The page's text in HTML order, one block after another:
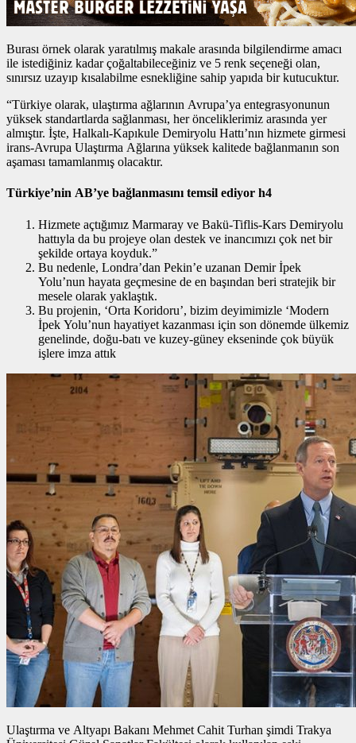
Burası örnek olarak yaratılmış makale arasında bilgilendirme amacı
ile istediğiniz kadar çoğaltabileceğiniz ve 5 renk seçeneği olan,
sınırsız uzayıp kısalabilme esnekliğine sahip yapıda bir kutucuktur.
“Türkiye olarak, ulaştırma ağlarının Avrupa’ya entegrasyonunun
yüksek standartlarda sağlanması, her önceliklerimiz arasında yer
almıştır. İşte, Halkalı-Kapıkule Demiryolu Hattı’nın hizmete girmesi
irans-Avrupa Ulaştırma Ağlarına yüksek kalitede bağlanmanın son
aşaması tamamlanmış olacaktır.
Türkiye’nin AB’ye bağlanmasını temsil ediyor h4
Hizmete açtığımız Marmaray ve Bakü-Tiflis-Kars Demiryolu
hattıyla da bu projeye olan destek ve inancımızı çok net bir
şekilde ortaya koyduk.”
Bu nedenle, Londra’dan Pekin’e uzanan Demir İpek
Yolu’nun hayata geçmesine de en başından beri stratejik bir
mesele olarak yaklaştık.
Bu projenin, ‘Orta Koridoru’, bizim deyimimizle ‘Modern
İpek Yolu’nun hayatiyet kazanması için son dönemde ülkemiz
genelinde, doğu-batı ve kuzey-güney ekseninde çok büyük
işlere imza attık
Ulaştırma ve Altyapı Bakanı Mehmet Cahit Turhan şimdi Trakya